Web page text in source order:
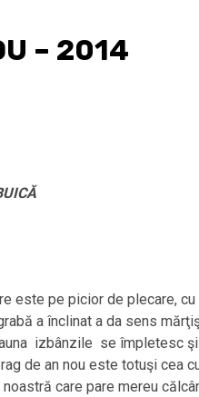
– 2014
este pe picior de plecare,
a înclinat a da sens
izbânzile se împletesc şi
de an nou este totuşi cea
care pare mereu